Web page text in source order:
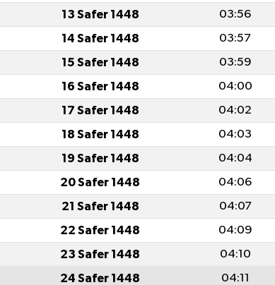
13 Safer 1448 03:56
14 Safer 1448 03:57
15 Safer 1448 03:59
16 Safer 1448 04:00
17 Safer 1448 04:02
18 Safer 1448 04:03
19 Safer 1448 04:04
20 Safer 1448 04:06
21 Safer 1448 04:07
22 Safer 1448 04:09
23 Safer 1448 04:10
24 Safer 1448 04:11